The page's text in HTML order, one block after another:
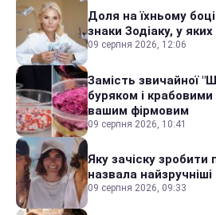
Доля на їхньому
знаки Зодіаку, у
09 серпня 2026, 12:06
Замість звичайної
буряком і
вашим фірмовим
09 серпня 2026, 10:41
Яку зачіску зробити
назвала
09 серпня 2026, 09:33